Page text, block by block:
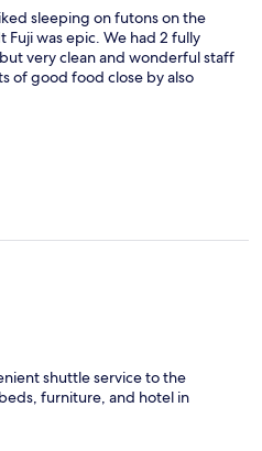
sleeping on futons on the
was epic. We had 2 fully
very clean and wonderful staff
of good food close by also
shuttle service to the
furniture, and hotel in